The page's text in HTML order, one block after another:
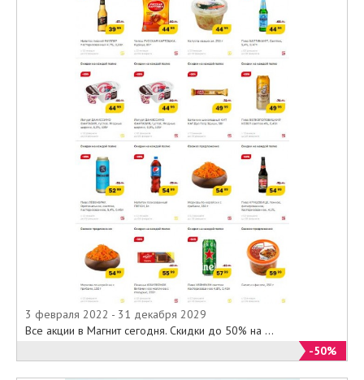
3 февраля 2022 - 31 декабря 2029
Все акции в Магнит сегодня. Скидки до 50% на ...
-50%